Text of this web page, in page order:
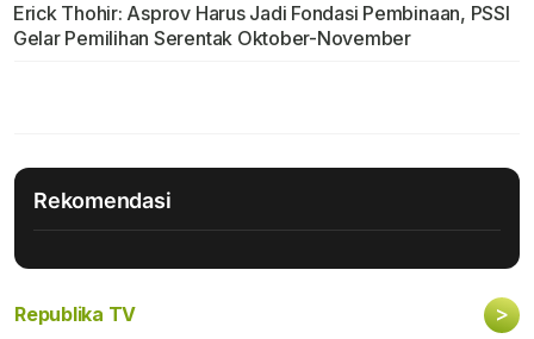
Erick Thohir: Asprov Harus Jadi Fondasi Pembinaan, PSSI
Gelar Pemilihan Serentak Oktober-November
Rekomendasi
Republika TV >